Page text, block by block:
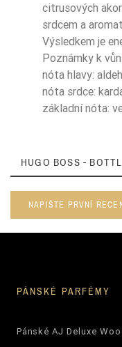
citrusových
srdcem a
Výsledkem je
Poznámky k
nóta hlavy:
nóta srdce:
základní nóta:
HUGO BOSS -
NAPIŠTE PRVNÍ
PÁNSKÉ PARFÉMY
Pánské AJ Deluxe